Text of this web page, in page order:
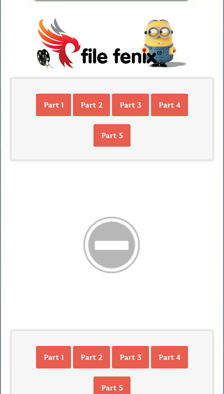
Part 1 Part 2 Part 3 Part 4
Part 5
Part 1 Part 2 Part 3 Part 4
Part 5